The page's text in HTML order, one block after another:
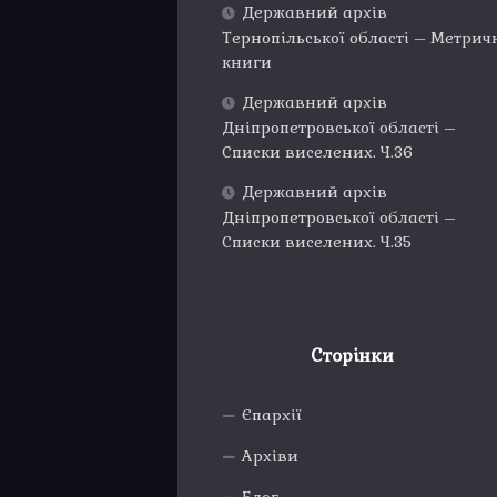
Державний архів
Тернопільської області –
книги
Державний архів
Дніпропетровської області –
Списки виселених. Ч.36
Державний архів
Дніпропетровської області –
Списки виселених. Ч.35
Сторінки
Єпархії
Архіви